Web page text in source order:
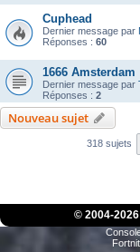
Cuphead
Dernier message par
Réponses : 60
1666 Amsterdam
Dernier message par
Réponses : 2
Nouveau sujet
318 sujets
© 2004-